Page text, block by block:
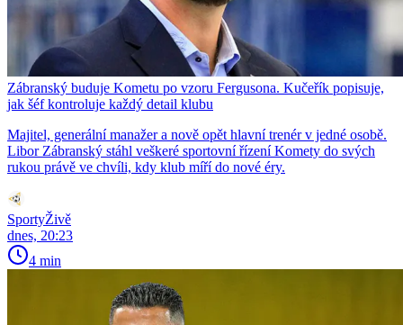
Zábranský buduje Kometu po vzoru Fergusona. Kučeřík popisuje,
jak šéf kontroluje každý detail klubu
Majitel, generální manažer a nově opět hlavní trenér v jedné osobě.
Libor Zábranský stáhl veškeré sportovní řízení Komety do svých
rukou právě ve chvíli, kdy klub míří do nové éry.
SportyŽivě
dnes, 20:23
4 min